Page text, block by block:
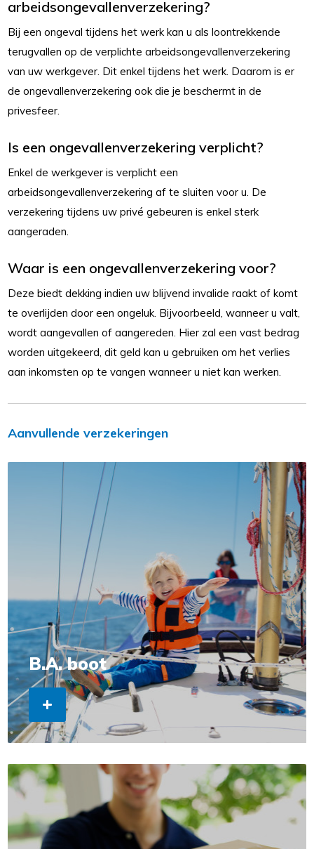
arbeidsongevallenverzekering?
Bij een ongeval tijdens het werk kan u als loontrekkende
terugvallen op de verplichte arbeidsongevallenverzekering
van uw werkgever. Dit enkel tijdens het werk. Daarom is er
de ongevallenverzekering ook die je beschermt in de
privesfeer.
Is een ongevallenverzekering verplicht?
Enkel de werkgever is verplicht een
arbeidsongevallenverzekering af te sluiten voor u. De
verzekering tijdens uw privé gebeuren is enkel sterk
aangeraden.
Waar is een ongevallenverzekering voor?
Deze biedt dekking indien uw blijvend invalide raakt of komt
te overlijden door een ongeluk. Bijvoorbeeld, wanneer u valt,
wordt aangevallen of aangereden. Hier zal een vast bedrag
worden uitgekeerd, dit geld kan u gebruiken om het verlies
aan inkomsten op te vangen wanneer u niet kan werken.
Aanvullende verzekeringen
B.A. boot